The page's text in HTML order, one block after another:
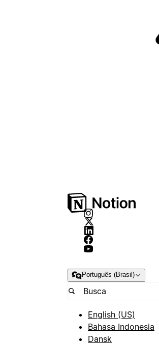
Português (Brasil)
English (US)
Bahasa Indonesia
Dansk